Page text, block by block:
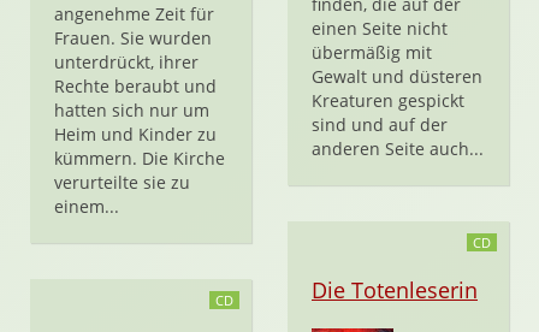
angenehme Zeit für
Frauen. Sie wurden
unterdrückt, ihrer
Rechte beraubt und
hatten sich nur um
Heim und Kinder zu
kümmern. Die Kirche
verurteilte sie zu
einem...
einen Seite nicht
übermäßig mit
Gewalt und düsteren
Kreaturen gespickt
sind und auf der
anderen Seite auch...
CD
CD
Die Totenleserin